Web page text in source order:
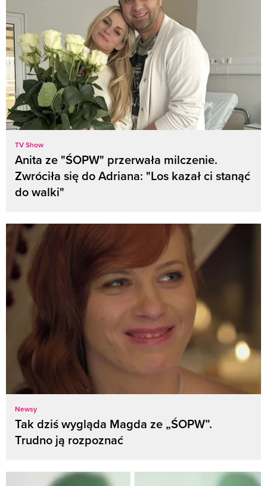
TV Show
Anita ze "ŚOPW" przerwała milczenie.
Zwróciła się do Adriana: "Los kazał ci stanąć
do walki"
Newsy
Tak dziś wygląda Magda ze „ŚOPW”.
Trudno ją rozpoznać